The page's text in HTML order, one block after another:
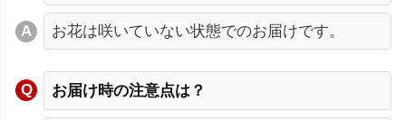
お花は咲いていない状態でのお届けです。
お届け時の注意点は？